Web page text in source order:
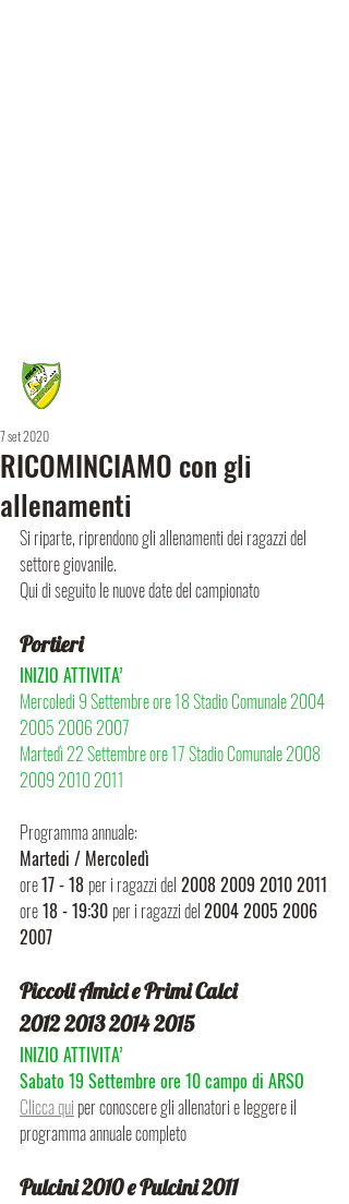
RICOMINCIAMO con gli
allenamenti
7 set 2020
Si riparte, riprendono gli allenamenti dei ragazzi del
settore giovanile.
Qui di seguito le nuove date del campionato
Portieri
INIZIO ATTIVITA’
Mercoledi 9 Settembre ore 18 Stadio Comunale 2004
2005 2006 2007
Martedì 22 Settembre ore 17 Stadio Comunale 2008
2009 2010 2011
Programma annuale:
Martedi / Mercoledì
ore 17 - 18 per i ragazzi del 2008 2009 2010 2011
ore 18 - 19:30 per i ragazzi del 2004 2005 2006
2007
Piccoli Amici e Primi Calci
2012 2013 2014 2015
INIZIO ATTIVITA’
Sabato 19 Settembre ore 10 campo di ARSO
Clicca qui per conoscere gli allenatori e leggere il
programma annuale completo
Pulcini 2010 e Pulcini 2011